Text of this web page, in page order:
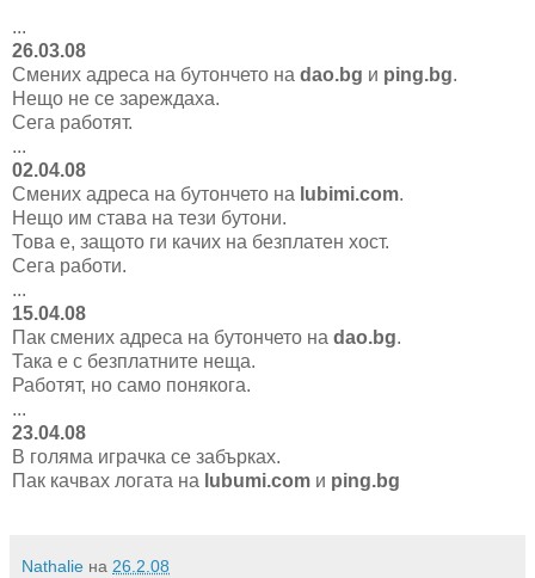
...
26.03.08
Смених адреса на бутончето на dao.bg и ping.bg.
Нещо не се зареждаха.
Сега работят.
...
02.04.08
Смених адреса на бутончето на lubimi.com.
Нещо им става на тези бутони.
Това е, защото ги качих на безплатен хост.
Сега работи.
...
15.04.08
Пак смених адреса на бутончето на dao.bg.
Така е с безплатните неща.
Работят, но само понякога.
...
23.04.08
В голяма играчка се забърках.
Пак качвах логата на lubumi.com и ping.bg
Nathalie на 26.2.08